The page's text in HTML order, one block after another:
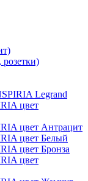
Legrand
цвет
цвет Антрацит
цвет Белый
цвет Бронза
цвет